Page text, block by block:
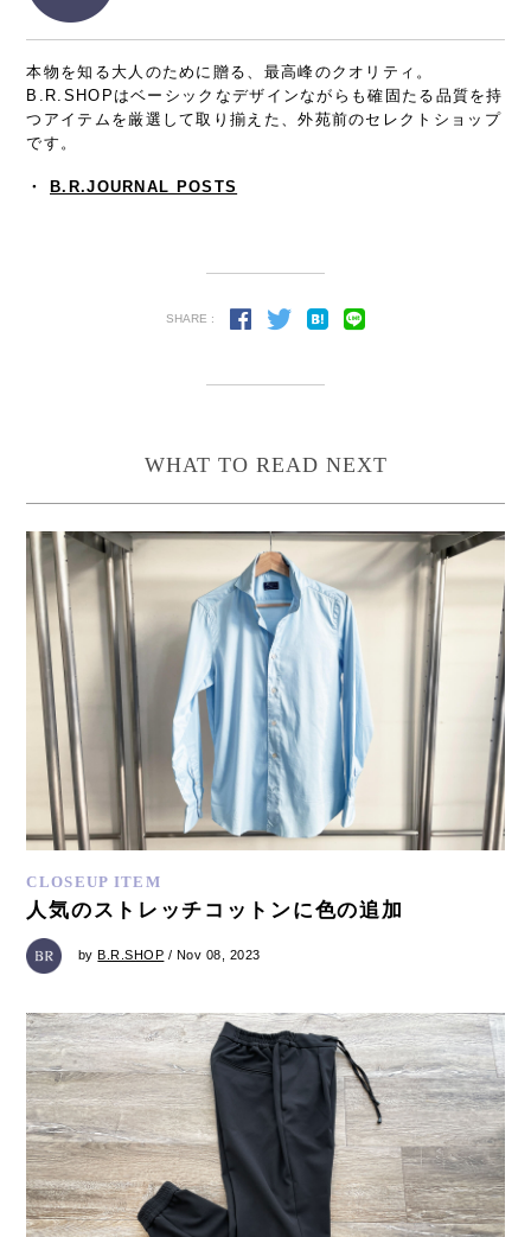
本物を知る大人のために贈る、最高峰のクオリティ。
B.R.SHOPはベーシックなデザインながらも確固たる品質を持
つアイテムを厳選して取り揃えた、外苑前のセレクトショップ
です。
・ B.R.JOURNAL POSTS
SHARE :
WHAT TO READ NEXT
CLOSEUP ITEM
人気のストレッチコットンに色の追加
byB.R.SHOP / Nov 08, 2023